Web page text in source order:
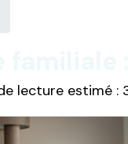
lecture estimé :